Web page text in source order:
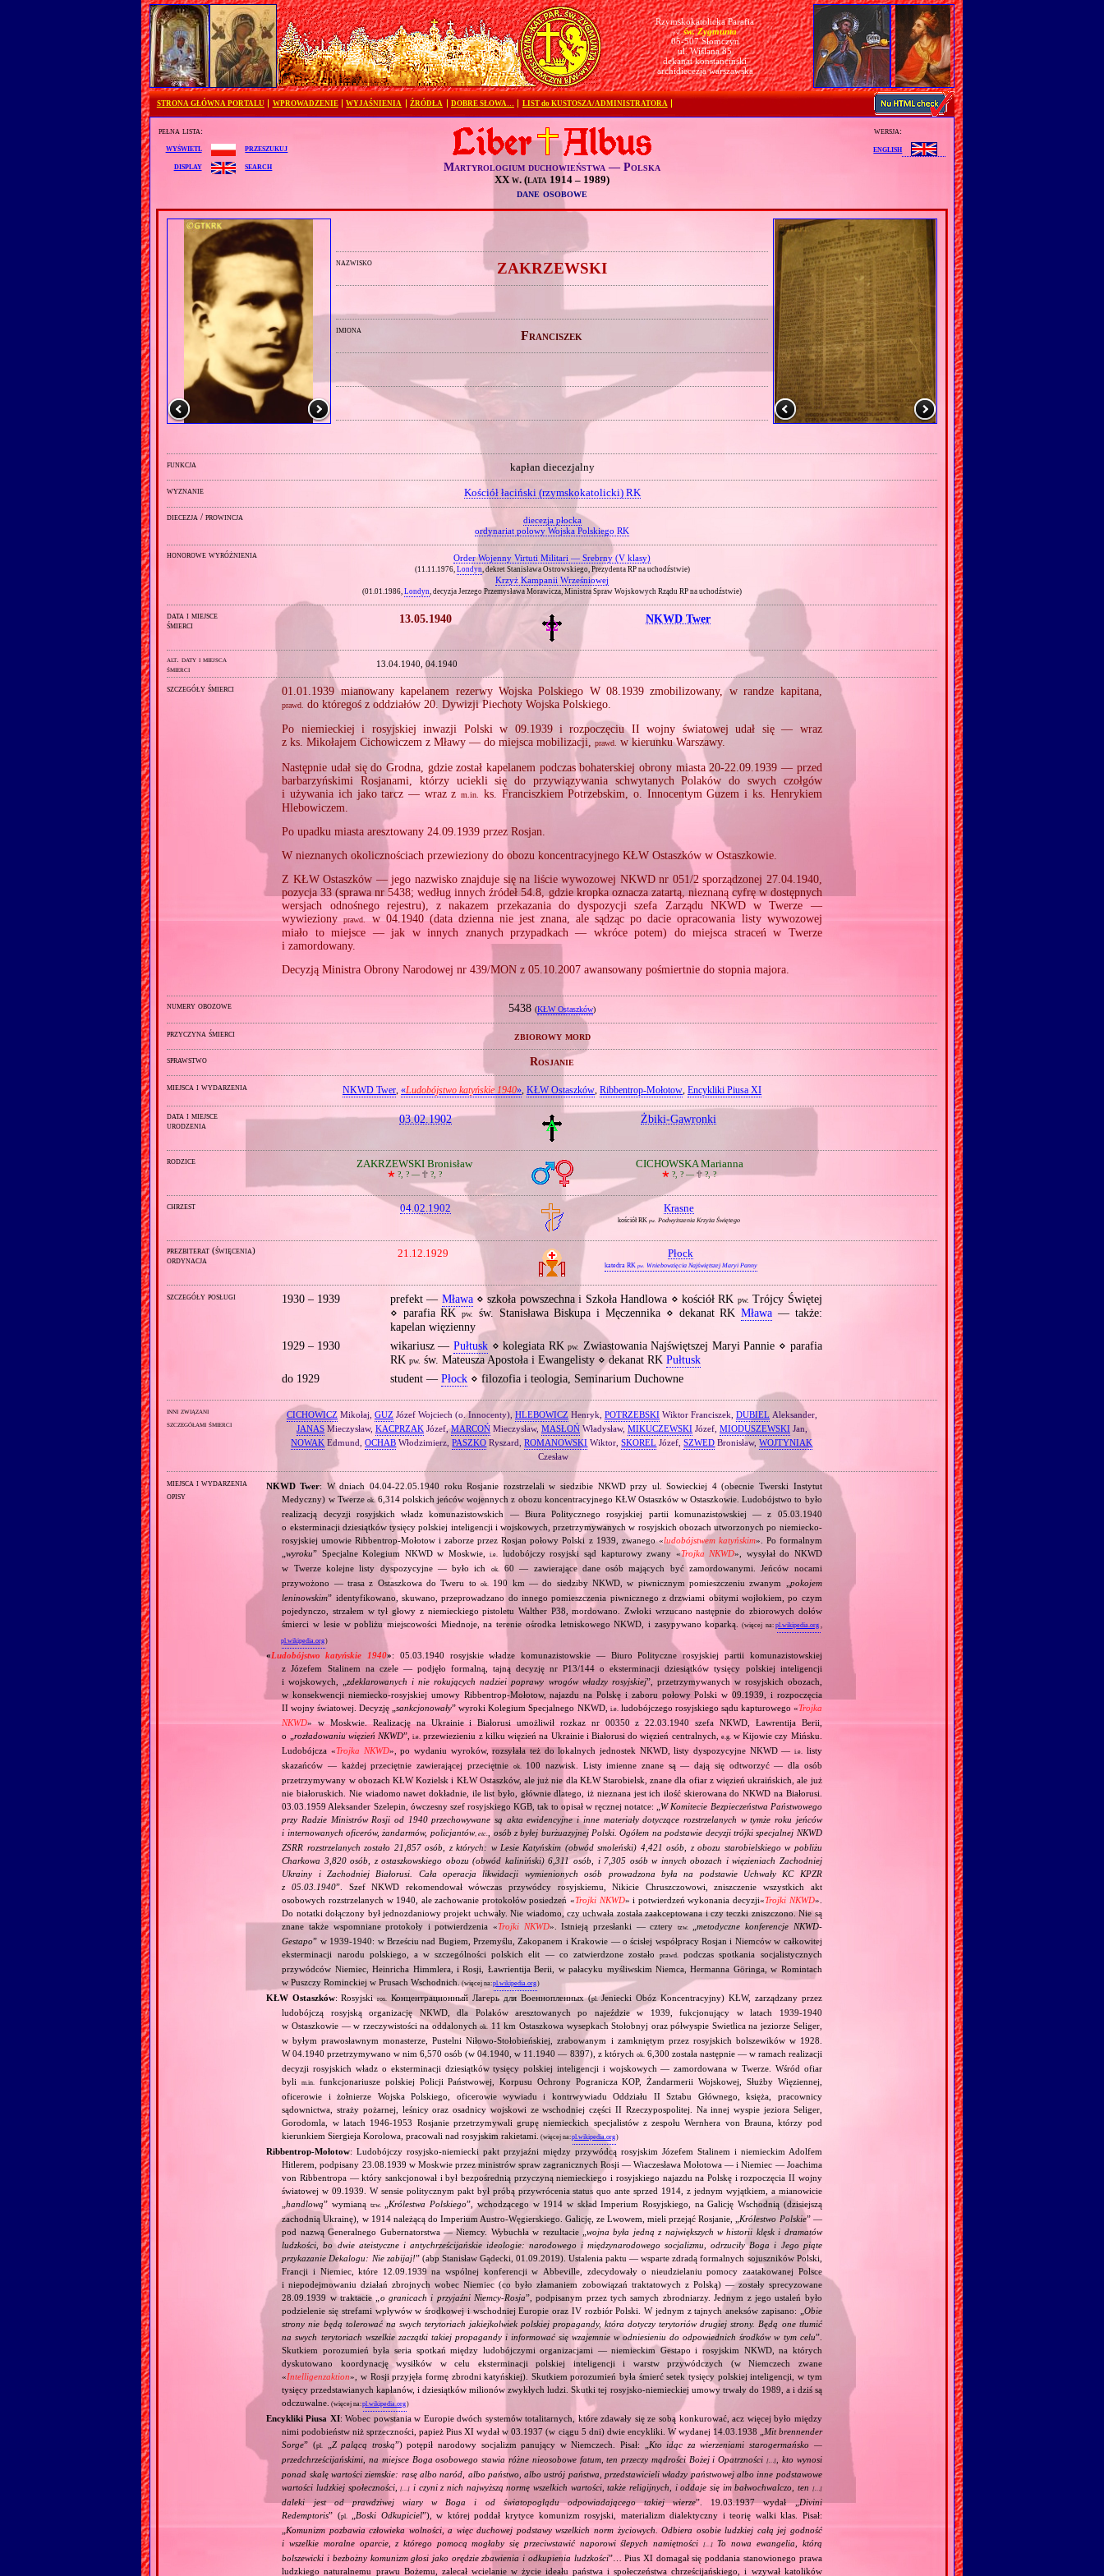
Rzymskokatolicka Parafia
pw.św. Zygmunta
05-507 Słomczyn
ul. Wiślana 85
dekanat konstanciński
archidiecezja warszawska
STRONA GŁÓWNA PORTALU WPROWADZENIE WYJAŚNIENIA ŹRÓDŁA DOBRE SŁOWA… LIST do KUSTOSZA/ADMINISTRATORA
pełna lista:
wyświetl
przeszukuj
display
search Martyrologium duchowieństwa — Polska
XX w. (lata 1914 – 1989)
dane osobowe
wersja:
english
nazwisko ZAKRZEWSKI
imiona Franciszek
funkcja kapłan diecezjalny
wyznanie Kościół łaciński (rzymskokatolicki) RK
diecezja / prowincja
diecezja płocka
ordynariat polowy Wojska Polskiego RK
honorowe wyróżnienia Order Wojenny Virtuti Militari — Srebrny (V klasy)
(11.11.1976, Londyn , dekret Stanisława Ostrowskiego, Prezydenta RP na uchodźstwie)
Krzyż Kampanii Wrześniowej
(01.01.1986, Londyn , decyzja Jerzego Przemysława Morawicza, Ministra Spraw Wojskowych Rządu RP na uchodźstwie)
data i miejsce
śmierci
13.05.1940 NKWD Twer
alt. daty i miejsca
śmierci
13.04.1940, 04.1940
szczegóły śmierci 01.01.1939 mianowany kapelanem rezerwy Wojska Polskiego W 08.1939 zmobilizowany, w randze kapitana,
prawd. do któregoś z oddziałów 20. Dywizji Piechoty Wojska Polskiego.
Po niemieckiej i rosyjskiej inwazji Polski w 09.1939 i rozpoczęciu II wojny światowej udał się — wraz
z ks. Mikołajem Cichowiczem z Mławy — do miejsca mobilizacji,prawd. w kierunku Warszawy.
Następnie udał się do Grodna, gdzie został kapelanem podczas bohaterskiej obrony miasta 20‐22.09.1939 — przed
barbarzyńskimi Rosjanami, którzy uciekli się do przywiązywania schwytanych Polaków do swych czołgów
i używania ich jako tarcz — wraz zm.in.
ks. Franciszkiem Potrzebskim, o. Innocentym Guzem i ks. Henrykiem
Hlebowiczem.
Po upadku miasta aresztowany 24.09.1939 przez Rosjan.
W nieznanych okolicznościach przewieziony do obozu koncentracyjnego KŁW Ostaszków w Ostaszkowie.
Z KŁW Ostaszków — jego nazwisko znajduje się na liście wywozowej NKWD nr 051/2 sporządzonej 27.04.1940,
pozycja 33 (sprawa nr 5438; według innych źródeł 54.8, gdzie kropka oznacza zatartą, nieznaną cyfrę w dostępnych
wersjach odnośnego rejestru), z nakazem przekazania do dyspozycji szefa Zarządu NKWD w Twerze —
wywiezionyprawd.w 04.1940 (data dzienna nie jest znana, ale sądząc po dacie opracowania listy wywozowej
miało to miejsce — jak w innych znanych przypadkach — wkróce potem) do miejsca straceń w Twerze
i zamordowany.
Decyzją Ministra Obrony Narodowej nr 439/MON z 05.10.2007 awansowany pośmiertnie do stopnia majora.
numery obozowe 5438 (KŁW Ostaszków)
przyczyna śmierci zbiorowy mord
sprawstwo Rosjanie
miejsca i wydarzenia NKWD Twer, «Ludobójstwo katyńskie 1940», KŁW Ostaszków, Ribbentrop‐Mołotow, Encykliki Piusa XI
data i miejsce
urodzenia
03.02.1902 Żbiki‐Gawronki
rodzice ZAKRZEWSKI Bronisław
🞲 ?, ? — 🕆?, ?
CICHOWSKA Marianna
🞲 ?, ? —🕆 ?, ?
chrzest 04.02.1902 Krasne
kościół RK pw. Podwyższenia Krzyża Świętego
prezbiterat (święcenia)
ordynacja
21.12.1929 Płock
katedra RK pw. Wniebowzięcia Najświętszej Maryi Panny
szczegóły posługi 1930 – 1939 prefekt — Mława⋄ szkoła powszechna i Szkoła Handlowa ⋄ kościół RK pw. Trójcy Świętej
⋄ parafia RKpw. św. Stanisława Biskupa i Męczennika ⋄ dekanat RKMława — także:
kapelan więzienny
1929 – 1930
wikariusz — Pułtusk⋄ kolegiata RKpw.
Zwiastowania Najświętszej Maryi Pannie ⋄ parafia
RK pw. św. Mateusza Apostoła i Ewangelisty ⋄ dekanat RK Pułtusk
do 1929
student — Płock⋄ filozofia i teologia, Seminarium Duchowne
inni związani
szczegółami śmierci
CICHOWICZ Mikołaj, GUZ Józef Wojciech (o. Innocenty), HLEBOWICZHenryk, POTRZEBSKIWiktor Franciszek, DUBIEL Aleksander,
JANASMieczysław, KACPRZAKJózef,MARCOŃMieczysław, MASŁOŃWładysław, MIKUCZEWSKIJózef, MIODUSZEWSKI Jan,
NOWAK Edmund,OCHAB Włodzimierz,PASZKO Ryszard,ROMANOWSKI Wiktor,SKOREL Józef,SZWED Bronisław,WOJTYNIAK
Czesław
miejsca i wydarzenia
opisy
NKWD Twer: W dniach 04.04‐22.05.1940 roku Rosjanie rozstrzelali w siedzibie NKWD przy ul. Sowieckiej 4 (obecnie Twerski Instytut
Medyczny) w Twerze ok.6,314 polskich jeńców wojennych z obozu koncentracyjnego KŁW Ostaszków w Ostaszkowie. Ludobójstwo to było
realizacją decyzji rosyjskich władz komunazistowskich — Biura Politycznego rosyjskiej partii komunazistowskiej — z 05.03.1940
o eksterminacji dziesiątków tysięcy polskiej inteligencji i wojskowych, przetrzymywanych w rosyjskich obozach utworzonych po niemiecko‐
rosyjskiej umowie Ribbentrop‐Mołotow i zaborze przez Rosjan połowy Polski z 1939, zwanego «ludobójstwem katyńskim». Po formalnym
„wyroku” Specjalne Kolegium NKWD w Moskwie,i.e. ludobójczy rosyjski sąd kapturowy zwany «Trojka NKWD», wysyłał do NKWD
w Twerze kolejne listy dyspozycyjne — było ich
ok.
60 — zawierające dane osób mających być zamordowanymi. Jeńców nocami
przywożono — trasa z Ostaszkowa do Tweru took. 190 km — do siedziby NKWD, w piwnicznym pomieszczeniu zwanym „ pokojem
leninowskim” identyfikowano, skuwano, przeprowadzano do innego pomieszczenia piwnicznego z drzwiami obitymi wojłokiem, po czym
pojedynczo, strzałem w tył głowy z niemieckiego pistoletu Walther P38, mordowano. Zwłoki wrzucano następnie do zbiorowych dołów
śmierci w lesie w pobliżu miejscowości Miednoje, na terenie ośrodka letniskowego NKWD, i zasypywano koparką.
(więcej na:pl.wikipedia.org ,
pl.wikipedia.org)
«Ludobójstwo katyńskie 1940»: 05.03.1940 rosyjskie władze komunazistowskie — Biuro Polityczne rosyjskiej partii komunazistowskiej
z Józefem Stalinem na czele — podjęło formalną, tajną decyzję nr P13/144 o eksterminacji dziesiątków tysięcy polskiej inteligencji
i wojskowych, „zdeklarowanych i nie rokujących nadziei poprawy wrogów władzy rosyjskiej”, przetrzymywanych w rosyjskich obozach,
w konsekwencji niemiecko‐rosyjskiej umowy Ribbentrop‐Mołotow, najazdu na Polskę i zaboru połowy Polski w 09.1939, i rozpoczęcia
II wojny światowej. Decyzję „sankcjonowały” wyroki Kolegium Specjalnego NKWD, i.e. ludobójczego rosyjskiego sądu kapturowego «Trojka
NKWD» w Moskwie. Realizację na Ukrainie i Białorusi umożliwił rozkaz nr 00350 z 22.03.1940 szefa NKWD, Ławrentija Berii,
o „ rozładowaniu więzień NKWD”,i.e. przewiezieniu z kilku więzień na Ukrainie i Białorusi do więzień centralnych, e.g. w Kijowie czy Mińsku.
Ludobójcza «Trojka NKWD», po wydaniu wyroków, rozsyłała też do lokalnych jednostek NKWD, listy dyspozycyjne NKWD — i.e. listy
skazańców — każdej przeciętnie zawierającej przeciętnie
ok.
100 nazwisk. Listy imienne znane są — dają się odtworzyć — dla osób
przetrzymywany w obozach KŁW Kozielsk i KŁW Ostaszków, ale już nie dla KŁW Starobielsk, znane dla ofiar z więzień ukraińskich, ale już
nie białoruskich. Nie wiadomo nawet dokładnie, ile list było, głównie dlatego, iż nieznana jest ich ilość skierowana do NKWD na Białorusi.
03.03.1959 Aleksander Szelepin, ówczesny szef rosyjskiego KGB, tak to opisał w ręcznej notatce: „W Komitecie Bezpieczeństwa Państwowego
przy Radzie Ministrów Rosji od 1940 przechowywane są akta ewidencyjne i inne materiały dotyczące rozstrzelanych w tymże roku jeńców
i internowanych oficerów, żandarmów, policjantów, etc.
, osób z byłej burżuazyjnej Polski. Ogółem na podstawie decyzji trójki specjalnej NKWD
ZSRR rozstrzelanych zostało 21,857 osób, z których: w Lesie Katyńskim (obwód smoleński) 4,421 osób, z obozu starobielskiego w pobliżu
Charkowa 3,820 osób, z ostaszkowskiego obozu (obwód kaliniński) 6,311 osób, i 7,305 osób w innych obozach i więzieniach Zachodniej
Ukrainy i Zachodniej Białorusi. Cała operacja likwidacji wymienionych osób prowadzona była na podstawie Uchwały KC KPZR
z 05.03.1940”. Szef NKWD rekomendował wówczas przywódcy rosyjskiemu, Nikicie Chruszczowowi, zniszczenie wszystkich akt
osobowych rozstrzelanych w 1940, ale zachowanie protokołów posiedzeń «Trojki NKWD» i potwierdzeń wykonania decyzji«Trojki NKWD».
Do notatki dołączony był jednozdaniowy projekt uchwały. Nie wiadomo, czy uchwała została zaakceptowana i czy teczki zniszczono. Nie są
znane także wspomniane protokoły i potwierdzenia «Trojki NKWD». Istnieją przesłanki — cztery tzw. „metodyczne konferencje NKWD‐
Gestapo” w 1939‐1940: w Brześciu nad Bugiem, Przemyślu, Zakopanem i Krakowie — o ścisłej współpracy Rosjan i Niemców w całkowitej
eksterminacji narodu polskiego, a w szczególności polskich elit — co zatwierdzone zostałoprawd.
podczas spotkania socjalistycznych
przywódców Niemiec, Heinricha Himmlera, i Rosji, Ławrientija Berii, w pałacyku myśliwskim Niemca, Hermanna Göringa, w Romintach
w Puszczy Rominckiej w Prusach Wschodnich.
(więcej na:pl.wikipedia.org)
KŁW Ostaszków: Rosyjskiros. Концентрационный Лагерь для Военнопленных (pl.Jeniecki Obóz Koncentracyjny) KŁW, zarządzany przez
ludobójczą rosyjską organizację NKWD, dla Polaków aresztowanych po najeździe w 1939, fukcjonujący w latach 1939‐1940
w Ostaszkowie — w rzeczywistości na oddalonychok. 11 km Ostaszkowa wysepkach Stołobnyj oraz półwyspie Swietlica na jeziorze Seliger,
w byłym prawosławnym monasterze, Pustelni Niłowo‐Stołobieńskiej, zrabowanym i zamkniętym przez rosyjskich bolszewików w 1928.
W 04.1940 przetrzymywano w nim 6,570 osób (w 04.1940, w 11.1940 — 8397), z których ok. 6,300 została następnie — w ramach realizacji
decyzji rosyjskich władz o eksterminacji dziesiątków tysięcy polskiej inteligencji i wojskowych — zamordowana w Twerze. Wśród ofiar
bylim.in.
funkcjonariusze polskiej Policji Państwowej, Korpusu Ochrony Pogranicza KOP, Żandarmerii Wojskowej, Służby Więziennej,
oficerowie i żołnierze Wojska Polskiego, oficerowie wywiadu i kontrwywiadu Oddziału II Sztabu Głównego, księża, pracownicy
sądownictwa, straży pożarnej, leśnicy oraz osadnicy wojskowi ze wschodniej części II Rzeczypospolitej. Na innej wyspie jeziora Seliger,
Gorodomla, w latach 1946‐1953 Rosjanie przetrzymywali grupę niemieckich specjalistów z zespołu Wernhera von Brauna, którzy pod
kierunkiem Siergieja Korolowa, pracowali nad rosyjskim rakietami.
(więcej na:pl.wikipedia.org)
Ribbentrop‐Mołotow: Ludobójczy rosyjsko‐niemiecki pakt przyjaźni między przywódcą rosyjskim Józefem Stalinem i niemieckim Adolfem
Hitlerem, podpisany 23.08.1939 w Moskwie przez ministrów spraw zagranicznych Rosji — Wiaczesława Mołotowa — i Niemiec — Joachima
von Ribbentropa — który sankcjonował i był bezpośrednią przyczyną niemieckiego i rosyjskiego najazdu na Polskę i rozpoczęcia II wojny
światowej w 09.1939. W sensie politycznym pakt był próbą przywrócenia status quo ante sprzed 1914, z jednym wyjątkiem, a mianowicie
„handlową” wymianą tzw. Królestwa Polskiego”, wchodzącego w 1914 w skład Imperium Rosyjskiego, na Galicję Wschodnią (dzisiejszą
zachodnią Ukrainę), w 1914 należącą do Imperium Austro‐Węgierskiego. Galicję, ze Lwowem, mieli przejąć Rosjanie, „ Królestwo Polskie” —
pod nazwą Generalnego Gubernatorstwa — Niemcy. Wybuchła w rezultacie „ wojna była jedną z największych w historii klęsk i dramatów
ludzkości, bo dwie ateistyczne i antychrześcijańskie ideologie: narodowego i międzynarodowego socjalizmu, odrzuciły Boga i Jego piąte
przykazanie Dekalogu: Nie zabijaj!” (abp Stanisław Gądecki, 01.09.2019). Ustalenia paktu — wsparte zdradą formalnych sojuszników Polski,
Francji i Niemiec, które 12.09.1939 na wspólnej konferencji w Abbeville, zdecydowały o nieudzielaniu pomocy zaatakowanej Polsce
i niepodejmowaniu działań zbrojnych wobec Niemiec (co było złamaniem zobowiązań traktatowych z Polską) — zostały sprecyzowane
28.09.1939 w traktacie „ o granicach i przyjaźni Niemcy‐Rosja”, podpisanym przez tych samych zbrodniarzy. Jednym z jego ustaleń było
podzielenie się strefami wpływów w środkowej i wschodniej Europie oraz IV rozbiór Polski. W jednym z tajnych aneksów zapisano: „ Obie
strony nie będą tolerować na swych terytoriach jakiejkolwiek polskiej propagandy, która dotyczy terytoriów drugiej strony. Będą one tłumić
na swych terytoriach wszelkie zaczątki takiej propagandy i informować się wzajemnie w odniesieniu do odpowiednich środków w tym celu”.
Skutkiem porozumień była seria spotkań między ludobójczymi organizacjami — niemieckim Gestapo i rosyjskim NKWD, na których
dyskutowano koordynację wysiłków w celu eksterminacji polskiej inteligencji i warstw przywódczych (w Niemczech zwane
«Intelligenzaktion», w Rosji przyjęła formę zbrodni katyńskiej). Skutkiem porozumień była śmierć setek tysięcy polskiej inteligencji, w tym
tysięcy przedstawianych kapłanów, i dziesiątków milionów zwykłych ludzi. Skutki tej rosyjsko‐niemieckiej umowy trwały do 1989, a i dziś są
odczuwalne. (więcej na:pl.wikipedia.org)
Encykliki Piusa XI: Wobec powstania w Europie dwóch systemów totalitarnych, które zdawały się ze sobą konkurować, acz więcej było między
nimi podobieństw niż sprzeczności, papież Pius XI wydał w 03.1937 (w ciągu 5 dni) dwie encykliki. W wydanej 14.03.1938 „
Mit brennender
Sorge” (pl. Z palącą troską”) potępił narodowy socjalizm panujący w Niemczech. Pisał: „
Kto idąc za wierzeniami starogermańsko —
przedchrześcijańskimi, na miejsce Boga osobowego stawia różne nieosobowe fatum, ten przeczy mądrości Bożej i Opatrzności[…]
, kto wynosi
ponad skalę wartości ziemskie: rasę albo naród, albo państwo, albo ustrój państwa, przedstawicieli władzy państwowej albo inne podstawowe
wartości ludzkiej społeczności,[…] i czyni z nich najwyższą normę wszelkich wartości, także religijnych, i oddaje się im bałwochwalczo, ten […]
daleki jest od prawdziwej wiary w Boga i od światopoglądu odpowiadającego takiej wierze”. 19.03.1937 wydał „Divini
Redemptoris” (pl. Boski Odkupiciel”), w której poddał krytyce komunizm rosyjski, materializm dialektyczny i teorię walki klas. Pisał:
Komunizm pozbawia człowieka wolności, a więc duchowej podstawy wszelkich norm życiowych. Odbiera osobie ludzkiej całą jej godność
i wszelkie moralne oparcie, z którego pomocą mogłaby się przeciwstawić naporowi ślepych namiętności
[…]To nowa ewangelia, którą
bolszewicki i bezbożny komunizm głosi jako orędzie zbawienia i odkupienia ludzkości”… Pius XI domagał się poddania stanowionego prawa
ludzkiego naturalnemu prawu Bożemu, zalecał wcielanie w życie ideału państwa i społeczeństwa chrześcijańskiego, i wzywał katolików